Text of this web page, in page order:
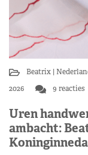
Beatrix
2026
9 reacties
Uren
ambacht: